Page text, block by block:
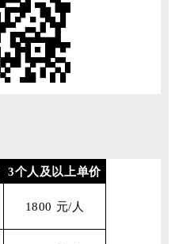
3个人及以上单价
1800 元/人